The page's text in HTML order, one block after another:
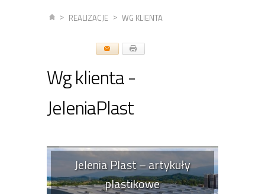
REALIZACJE WG KLIENTA
Wg klienta -
JeleniaPlast
Jelenia Plast – artykuły
plastikowe